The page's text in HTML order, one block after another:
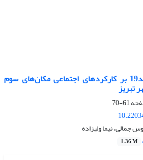
بررسی تأثیر پاندمی کووید19 بر کارکردهای اجتماعی مکان‌های سوم
تبریز
61-70
جمالی، نیما ولیزاده
1.36 M